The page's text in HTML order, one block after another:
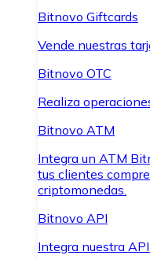
Bitnovo Giftcards
Vende nuestras
Bitnovo OTC
Realiza
Bitnovo ATM
Integra un ATM
tus clientes
criptomonedas.
Bitnovo API
Integra nuestra